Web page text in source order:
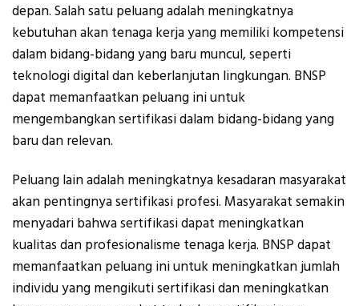
depan. Salah satu peluang adalah meningkatnya
kebutuhan akan tenaga kerja yang memiliki kompetensi
dalam bidang-bidang yang baru muncul, seperti
teknologi digital dan keberlanjutan lingkungan. BNSP
dapat memanfaatkan peluang ini untuk
mengembangkan sertifikasi dalam bidang-bidang yang
baru dan relevan.
Peluang lain adalah meningkatnya kesadaran masyarakat
akan pentingnya sertifikasi profesi. Masyarakat semakin
menyadari bahwa sertifikasi dapat meningkatkan
kualitas dan profesionalisme tenaga kerja. BNSP dapat
memanfaatkan peluang ini untuk meningkatkan jumlah
individu yang mengikuti sertifikasi dan meningkatkan